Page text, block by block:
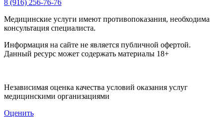
8 (916) 256-76-76
Медицинские услуги имеют противопоказания, необходима
консультация специалиста.
Информация на сайте не является публичной офертой.
Данный ресурс может содержать материалы 18+
Независимая оценка качества условий оказания услуг
медицинскими организациями
Оценить